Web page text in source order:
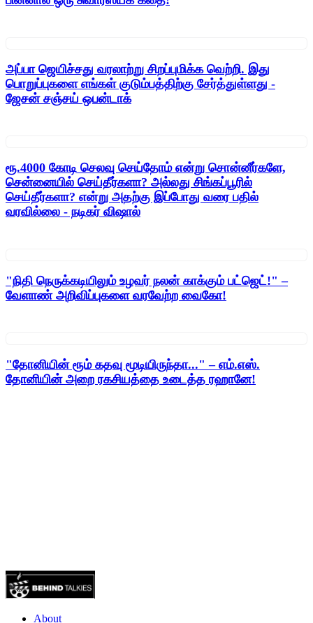
அப்பா ஜெயிச்சது வரலாற்று சிறப்புமிக்க வெற்றி. இது
பொறுப்புகளை எங்கள் குடும்பத்திற்கு சேர்த்துள்ளது -
ஜேசன் சஞ்சய் ஒபன்டாக்
ரூ.4000 கோடி செலவு செய்தோம் என்று சொன்னீர்களே,
சென்னையில் செய்தீர்களா? அல்லது சிங்கப்பூரில்
செய்தீர்களா? என்று அதற்கு இப்போது வரை பதில்
வரவில்லை - நடிகர் விஷால்
"நிதி நெருக்கடியிலும் உழவர் நலன் காக்கும் பட்ஜெட்!" –
வேளாண் அறிவிப்புகளை வரவேற்ற வைகோ!
"தோனியின் ரூம் கதவு மூடியிருந்தா..." – எம்.எஸ்.
தோனியின் அறை ரகசியத்தை உடைத்த ரஹானே!
About